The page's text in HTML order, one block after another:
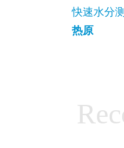
快速水分
热原